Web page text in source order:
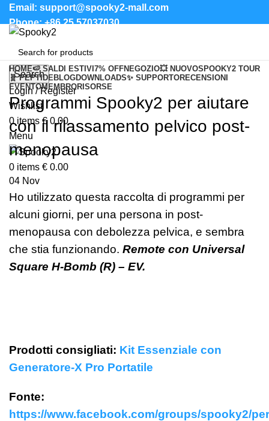
Email: support@spooky2-mall.com
Phone: +86 25 57037030
Search
Login / Register
Wishlist
0items €0.00
Menu
0 items € 0.00
HOME🍉 SALDI ESTIVI 7% OFFNEGOZIO💥 NUOVOSPOOKY2 TOUR
🧬 PEPTIDEBLOGDOWNLOADS✨ SUPPORTORECENSIONI
EVENTOMEMBRORISORSE
Programmi Spooky2 per aiutare
con il rilassamento pelvico post-
menopausa
04 Nov
Ho utilizzato questa raccolta di programmi per
alcuni giorni, per una persona in post-
menopausa con debolezza pelvica, e sembra
che stia funzionando. Remote con Universal
Square H-Bomb (R) – EV.
Prodotti consigliati: Kit Essenziale con
Generatore-X Pro Portatile
Fonte:
https://www.facebook.com/groups/spooky2/